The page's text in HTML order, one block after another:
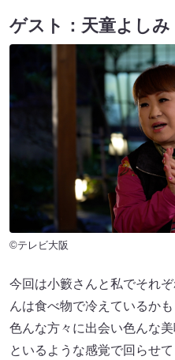
ゲスト：天童よし
©テレビ大阪
今回は小籔さんと私でそれ
んは食べ物で冷えているか
色んな方々に出会い色んな
といるような感覚で回らせ